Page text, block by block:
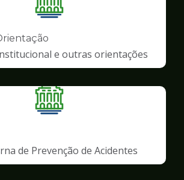
Ilustração
da
de
Servidor
e outras orientações
Ilustração
da
Servidor
de Prevenção de Acidentes